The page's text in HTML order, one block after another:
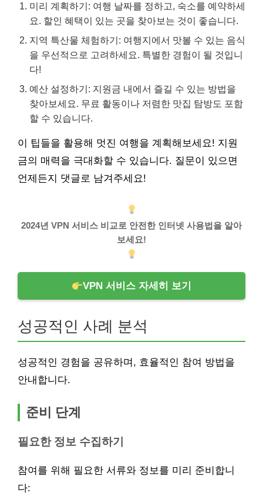
미리 계획하기: 여행 날짜를 정하고, 숙소를 예약하세
요. 할인 혜택이 있는 곳을 찾아보는 것이 좋습니다.
지역 특산물 체험하기: 여행지에서 맛볼 수 있는 음식
을 우선적으로 고려하세요. 특별한 경험이 될 것입니
다!
예산 설정하기: 지원금 내에서 즐길 수 있는 방법을
찾아보세요. 무료 활동이나 저렴한 맛집 탐방도 포함
할 수 있습니다.
이 팁들을 활용해 멋진 여행을 계획해보세요! 지원
금의 매력을 극대화할 수 있습니다. 질문이 있으면
언제든지 댓글로 남겨주세요!
2024년 VPN 서비스 비교로 안전한 인터넷 사용법을 알아
보세요!
VPN 서비스 자세히 보기
성공적인 사례 분석
성공적인 경험을 공유하며, 효율적인 참여 방법을
안내합니다.
준비 단계
필요한 정보 수집하기
참여를 위해 필요한 서류와 정보를 미리 준비합니
다: